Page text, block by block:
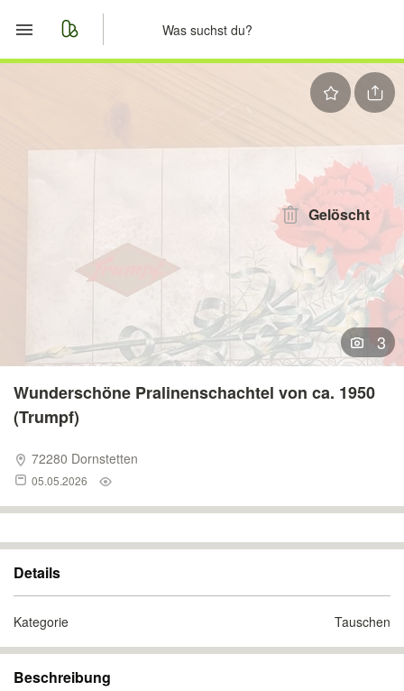
Gelöscht
3
Wunderschöne Pralinenschachtel von ca. 1950
(Trumpf)
72280 Dornstetten
05.05.2026
Details
Kategorie Tauschen
Beschreibung